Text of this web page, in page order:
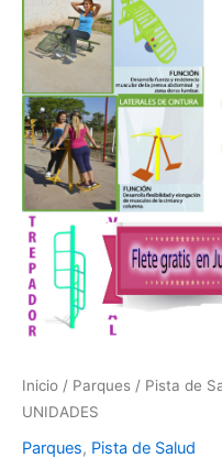
Inicio / Parques / Pista de
UNIDADES
Parques, Pista de Salud